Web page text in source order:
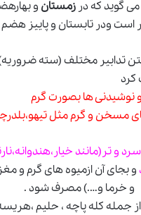
گوید که در زمستان و
است ودر تابستان و پاییز
تدابیر مختلف (سته
کرد
نوشیدنی ها بصورت گرم
مسخن و گرم مثل
و تر(مانند
و بجای آن ازمیوه های گرم و
خرما و….) مصرف شود .
جمله کله پاچه ، حلیم